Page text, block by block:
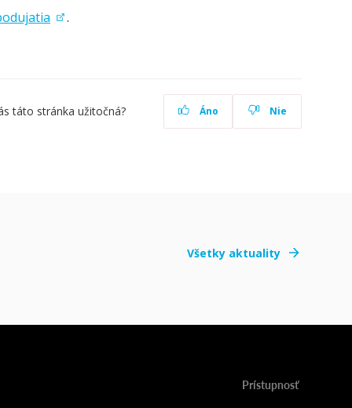
.
táto stránka užitočná? Áno Nie
Všetky aktuality
Prístupnosť